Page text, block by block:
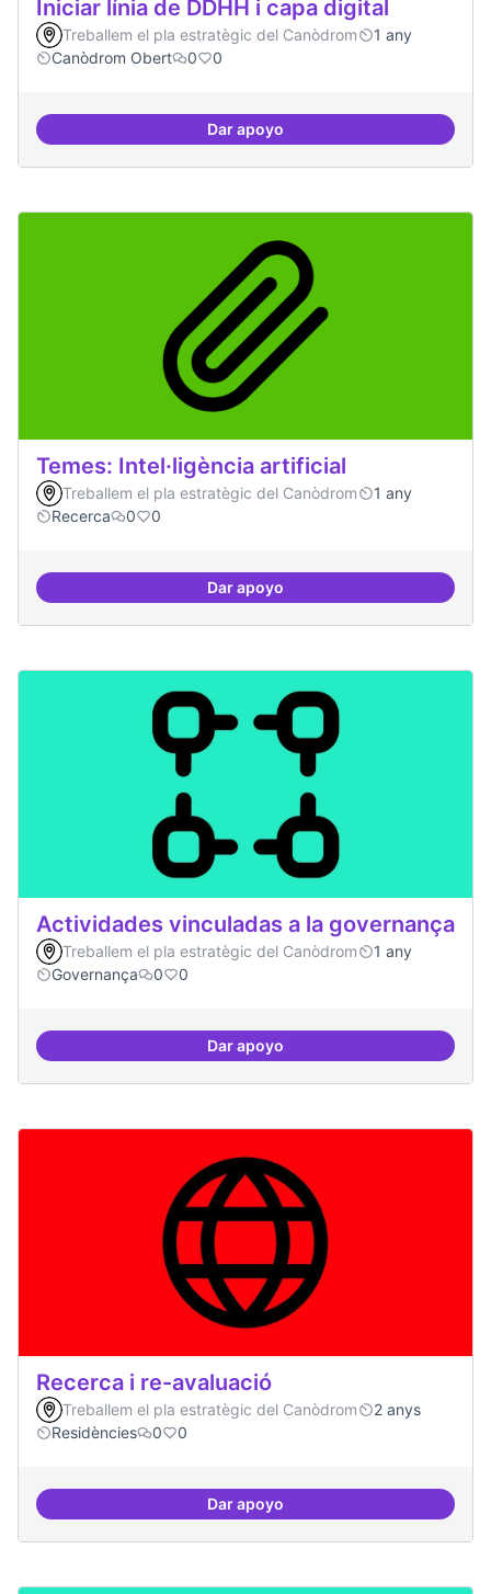
Iniciar línia de DDHH i capa digital
Treballem el pla estratègic del Canòdrom
1 any
Canòdrom Obert
0 0
Dar apoyoIniciar línia de DDHH i capa
Temes: Intel·ligència artificial
Treballem el pla estratègic del Canòdrom
1 any
Recerca
0 0
Dar apoyoTemes: Intel·ligència artificial
Actividades vinculadas a la governança
Treballem el pla estratègic del Canòdrom
1 any
Governança
0 0
Dar apoyoActividades vinculadas a la
Recerca i re-avaluació
Treballem el pla estratègic del Canòdrom
2 anys
Residències
0 0
Dar apoyoRecerca i re-avaluació